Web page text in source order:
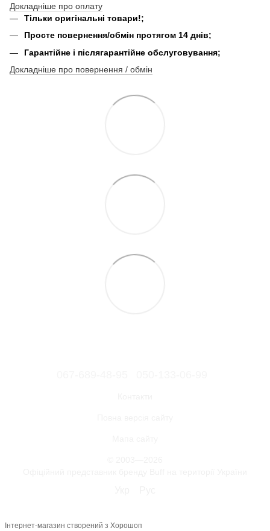
Докладніше про оплату
Тільки оригінальні товари!;
Просте повернення/обмін протягом 14 днів;
Гарантійне і післягарантійне обслуговування;
Докладніше про повернення / обмін
Інтернет-магазин створений з Хорошоп